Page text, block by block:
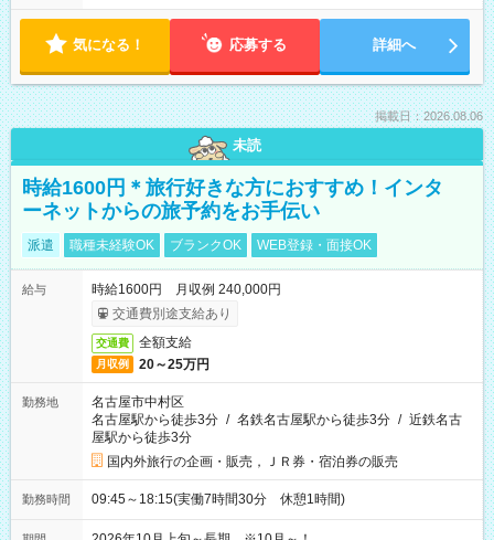
気になる！ 応募する 詳細へ
掲載日：2026.08.06
未読
時給1600円＊旅行好きな方におすすめ！インタ
ーネットからの旅予約をお手伝い
派遣 職種未経験OK ブランクOK WEB登録・面接OK
給与
時給1600円 月収例 240,000円
交通費別途支給あり
交通費 全額支給
月収例 20～25万円
勤務地
名古屋市中村区
名古屋駅から徒歩3分 / 名鉄名古屋駅から徒歩3分 / 近鉄名古
屋駅から徒歩3分
国内外旅行の企画・販売，ＪＲ券・宿泊券の販売
勤務時間 09:45～18:15(実働7時間30分 休憩1時間)